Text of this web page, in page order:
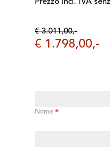
Prezzo incl. IVA
€ 3.011,00,-
€ 1.798,00,-
Nome *